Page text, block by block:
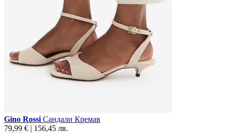
Gino Rossi Сандали Кремав
79,99 € | 156,45 лв.